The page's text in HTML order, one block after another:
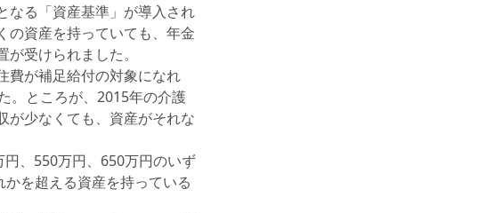
なる「資産基準」が導入され
の資産を持っていても、年金
受けられました。
費が補足給付の対象になれ
。ところが、2015年の介護
が少なくても、資産がそれな
、550万円、650万円のいず
を超える資産を持っている